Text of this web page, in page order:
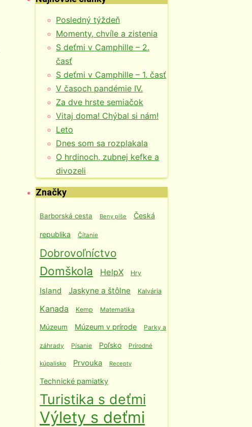
Posledný týždeň
Momenty, chvíle a zistenia
S deťmi v Camphille – 2.
časť
S deťmi v Camphille – 1. časť
V časoch pandémie IV.
Za dve hrste semiačok
Vitaj doma! Chýbal si nám!
Leto
Dnes som sa rozplakala
O hrdinoch, zubnej kefke a
divozeli
Značky
Barborská cesta Beny píše Česká
republika Čítanie
Dobrovoľníctvo
Domškola HelpX Hry
Island Jaskyne a štôlne Kalvária
Kanada Kemp Matematika
Múzeum Múzeum v prírode Parky a
záhrady Písanie Poľsko Prírodné
kúpalisko Prvouka Recepty
Technické pamiatky
Turistika s deťmi
Výlety s deťmi